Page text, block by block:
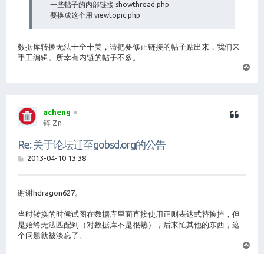
一些帖子的内部链接 showthread.php
要换成这个用 viewtopic.php
数据库转换无法十全十美，请把要修正链接的帖子贴出来，我们来
手工编辑。所幸有内链的帖子不多。
acheng
锌 Zn
Re: 关于论坛迁至gobsd.org的公告
帖
2013-04-10 13:38
谢谢hdragon627。
当时转换的时候试图在数据库里面直接使用正则表达式替换掉，但
是始终无法匹配到（对数据库不是很熟），后来忙其他的东西，这
个问题就被淡忘了。